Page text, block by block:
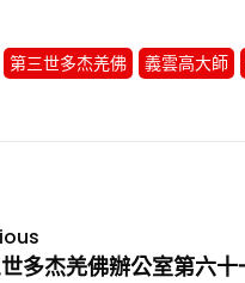
第三世多杰羌佛 義雲高大師
多杰羌佛辦公室第六十